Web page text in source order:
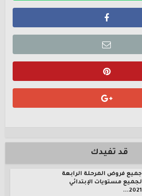
قد تفيدك
جميع فروض المرحلة الرابعة
لجميع مستويات الإبتدائي
2021...